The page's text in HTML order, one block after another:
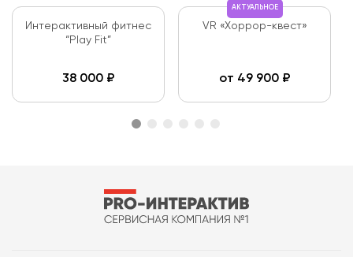
Интерактивный фитнес
“Play Fit”
38 000₽
АКТУАЛЬНОЕ
VR «Хоррор-квест»
от 49 900₽